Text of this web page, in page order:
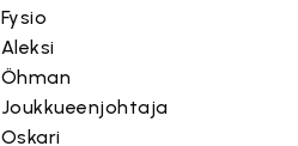
Fysio
Aleksi
Öhman
Joukkueenjohtaja
Oskari